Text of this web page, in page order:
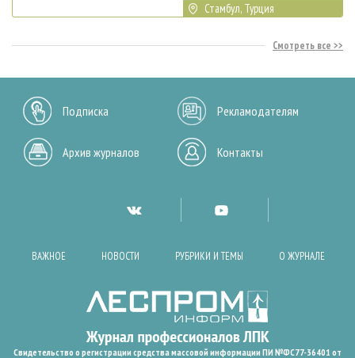
Стамбул, Турция
Смотреть все
Подписка Рекламодателям
Архив журналов Контакты
ВАЖНОЕ НОВОСТИ РУБРИКИ И ТЕМЫ О ЖУРНАЛЕ
Свидетельство о регистрации средства массовой информации ПИ №ФС77-36401 от